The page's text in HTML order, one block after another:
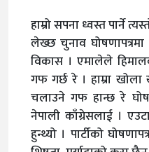
हाम्रो सपना ध्वस्त पार्ने
लेख्छ चुनाव
विकास । एमालेले
गफ गर्छ रे । हाम्रा
चलाउने गफ हान्छ रे
नेपाली काँग्रेसलाई ।
हुन्थ्यो । पार्टीको